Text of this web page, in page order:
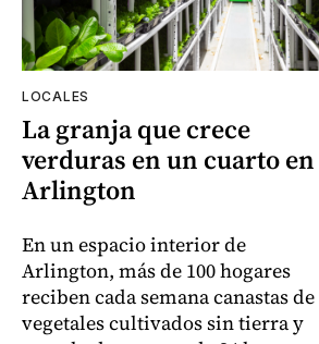
LOCALES
La granja que crece
verduras en un cuarto en
Arlington
En un espacio interior de
Arlington, más de 100 hogares
reciben cada semana canastas de
vegetales cultivados sin tierra y